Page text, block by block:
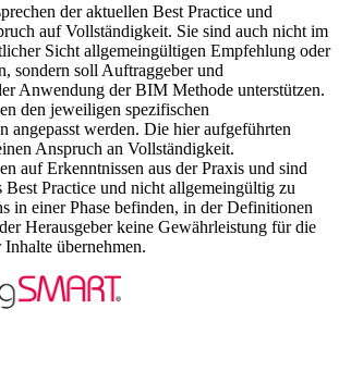
der aktuellen Best Practice und
auf Vollständigkeit. Sie sind auch nicht im
Sicht allgemeingültigen Empfehlung oder
sondern soll Auftraggeber und
Anwendung der BIM Methode unterstützen.
den jeweiligen spezifischen
angepasst werden. Die hier aufgeführten
Anspruch an Vollständigkeit.
auf Erkenntnissen aus der Praxis und sind
Best Practice und nicht allgemeingültig zu
in einer Phase befinden, in der Definitionen
Herausgeber keine Gewährleistung für die
übernehmen.